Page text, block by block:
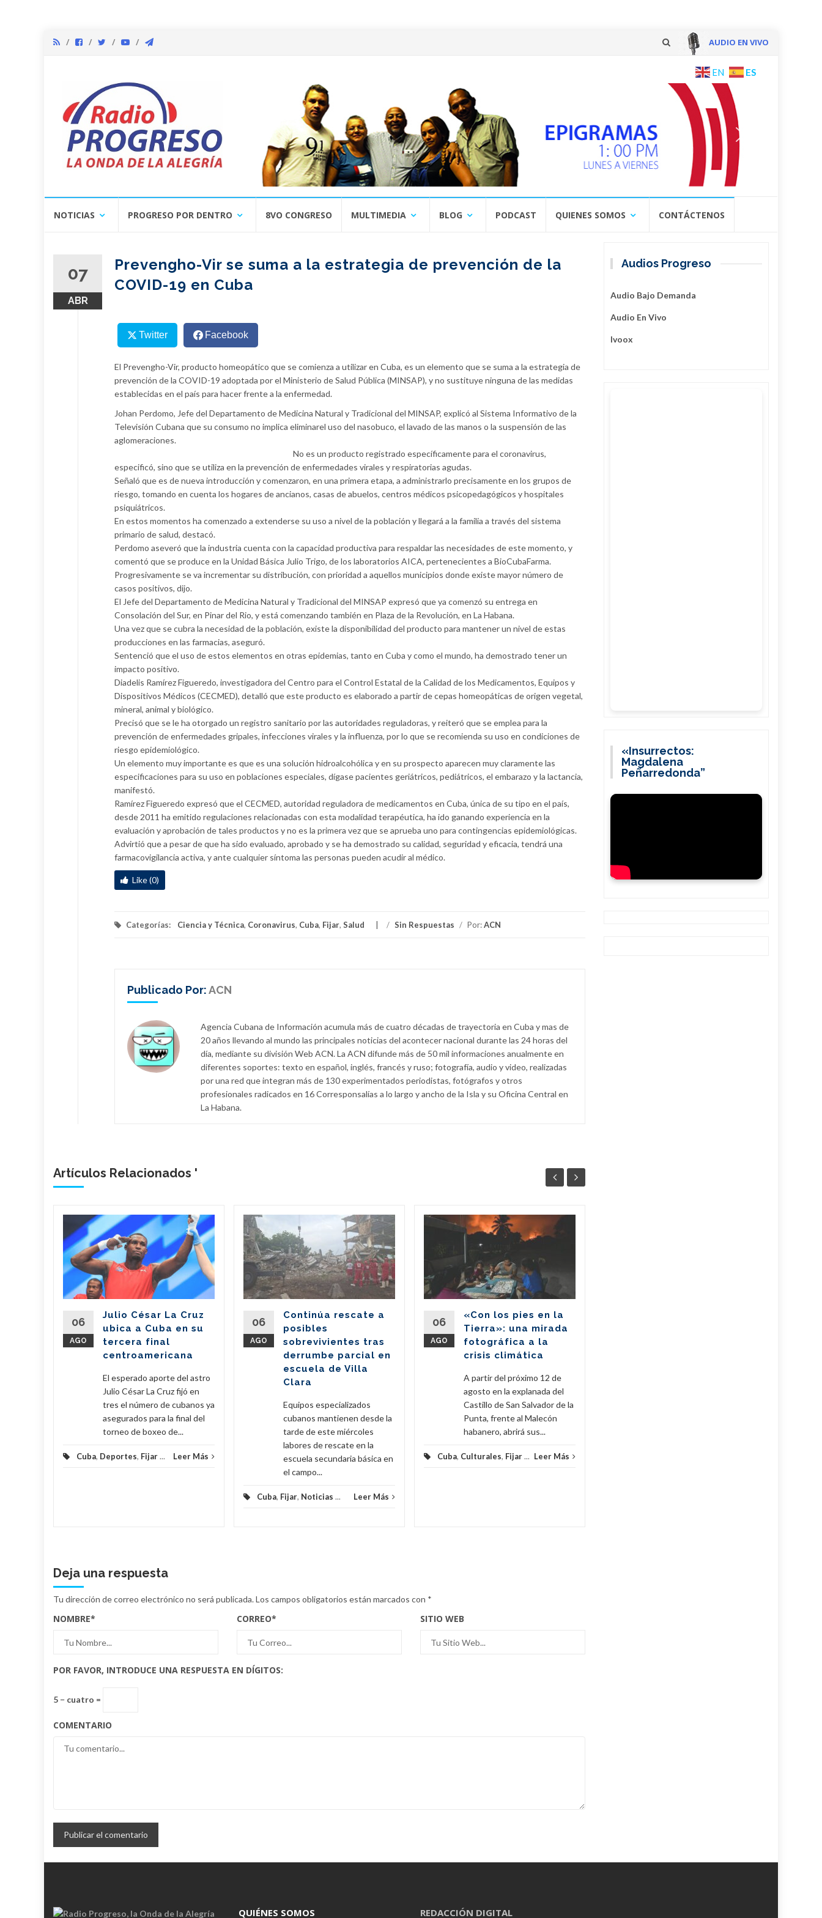
AUDIO EN VIVO
content
EN ES
NOTICIAS PROGRESO POR DENTRO 8VO CONGRESO MULTIMEDIA BLOG PODCAST QUIENES SOMOS CONTÁCTENOS
07
ABR
Prevengho-Vir se suma a la estrategia de prevención de la
COVID-19 en Cuba
Twitter Facebook
El Prevengho-Vir, producto homeopático que se comienza a utilizar en Cuba, es un elemento que se suma a la estrategia de
prevención de la COVID-19 adoptada por el Ministerio de Salud Pública (MINSAP), y no sustituye ninguna de las medidas
establecidas en el país para hacer frente a la enfermedad.
Johan Perdomo, Jefe del Departamento de Medicina Natural y Tradicional del MINSAP, explicó al Sistema Informativo de la
Televisión Cubana que su consumo no implica eliminarel uso del nasobuco, el lavado de las manos o la suspensión de las
aglomeraciones.
No es un producto registrado específicamente para el coronavirus,
especificó, sino que se utiliza en la prevención de enfermedades virales y respiratorias agudas.
Señaló que es de nueva introducción y comenzaron, en una primera etapa, a administrarlo precisamente en los grupos de
riesgo, tomando en cuenta los hogares de ancianos, casas de abuelos, centros médicos psicopedagógicos y hospitales
psiquiátricos.
En estos momentos ha comenzado a extenderse su uso a nivel de la población y llegará a la familia a través del sistema
primario de salud, destacó.
Perdomo aseveró que la industria cuenta con la capacidad productiva para respaldar las necesidades de este momento, y
comentó que se produce en la Unidad Básica Julio Trigo, de los laboratorios AICA, pertenecientes a BioCubaFarma.
Progresivamente se va incrementar su distribución, con prioridad a aquellos municipios donde existe mayor número de
casos positivos, dijo.
El Jefe del Departamento de Medicina Natural y Tradicional del MINSAP expresó que ya comenzó su entrega en
Consolación del Sur, en Pinar del Rio, y está comenzando también en Plaza de la Revolución, en La Habana.
Una vez que se cubra la necesidad de la población, existe la disponibilidad del producto para mantener un nivel de estas
producciones en las farmacias, aseguró.
Sentenció que el uso de estos elementos en otras epidemias, tanto en Cuba y como el mundo, ha demostrado tener un
impacto positivo.
Diadelis Ramírez Figueredo, investigadora del Centro para el Control Estatal de la Calidad de los Medicamentos, Equipos y
Dispositivos Médicos (CECMED), detalló que este producto es elaborado a partir de cepas homeopáticas de origen vegetal,
mineral, animal y biológico.
Precisó que se le ha otorgado un registro sanitario por las autoridades reguladoras, y reiteró que se emplea para la
prevención de enfermedades gripales, infecciones virales y la influenza, por lo que se recomienda su uso en condiciones de
riesgo epidemiológico.
Un elemento muy importante es que es una solución hidroalcohólica y en su prospecto aparecen muy claramente las
especificaciones para su uso en poblaciones especiales, dígase pacientes geriátricos, pediátricos, el embarazo y la lactancia,
manifestó.
Ramírez Figueredo expresó que el CECMED, autoridad reguladora de medicamentos en Cuba, única de su tipo en el país,
desde 2011 ha emitido regulaciones relacionadas con esta modalidad terapéutica, ha ido ganando experiencia en la
evaluación y aprobación de tales productos y no es la primera vez que se aprueba uno para contingencias epidemiológicas.
Advirtió que a pesar de que ha sido evaluado, aprobado y se ha demostrado su calidad, seguridad y eficacia, tendrá una
farmacovigilancia activa, y ante cualquier síntoma las personas pueden acudir al médico.
Like (0)
Categorías: Ciencia y Técnica, Coronavirus, Cuba, Fijar, Salud / Sin Respuestas / Por:ACN
Publicado Por:ACN
Agencia Cubana de Información acumula más de cuatro décadas de trayectoria en Cuba y mas de
20 años llevando al mundo las principales noticias del acontecer nacional durante las 24 horas del
día, mediante su división Web ACN. La ACN difunde más de 50 mil informaciones anualmente en
diferentes soportes: texto en español, inglés, francés y ruso; fotografía, audio y video, realizadas
por una red que integran más de 130 experimentados periodistas, fotógrafos y otros
profesionales radicados en 16 Corresponsalías a lo largo y ancho de la Isla y su Oficina Central en
La Habana.
Artículos Relacionados '
06
AGO
Julio César La Cruz
ubica a Cuba en su
tercera final
centroamericana
El esperado aporte del astro
Julio César La Cruz fijó en
tres el número de cubanos ya
asegurados para la final del
torneo de boxeo de...
Cuba, Deportes, Fijar... Leer Más
06
AGO
Continúa rescate a
posibles
sobrevivientes tras
derrumbe parcial en
escuela de Villa
Clara
Equipos especializados
cubanos mantienen desde la
tarde de este miércoles
labores de rescate en la
escuela secundaria básica en
el campo...
Cuba, Fijar, Noticias ... Leer Más
06
AGO
«Con los pies en la
Tierra»: una mirada
fotográfica a la
crisis climática
A partir del próximo 12 de
agosto en la explanada del
Castillo de San Salvador de la
Punta, frente al Malecón
habanero, abrirá sus...
Cuba, Culturales, Fijar... Leer Más
Deja una respuesta
Tu dirección de correo electrónico no será publicada.Los campos obligatorios están marcados con *
NOMBRE* CORREO* SITIO WEB
POR FAVOR, INTRODUCE UNA RESPUESTA EN DÍGITOS:
5 − cuatro =
COMENTARIO
Audios Progreso
Audio Bajo Demanda
Audio En Vivo
Ivoox
«Insurrectos:
Magdalena
Peñarredonda”
QUIÉNES SOMOS REDACCIÓN DIGITAL